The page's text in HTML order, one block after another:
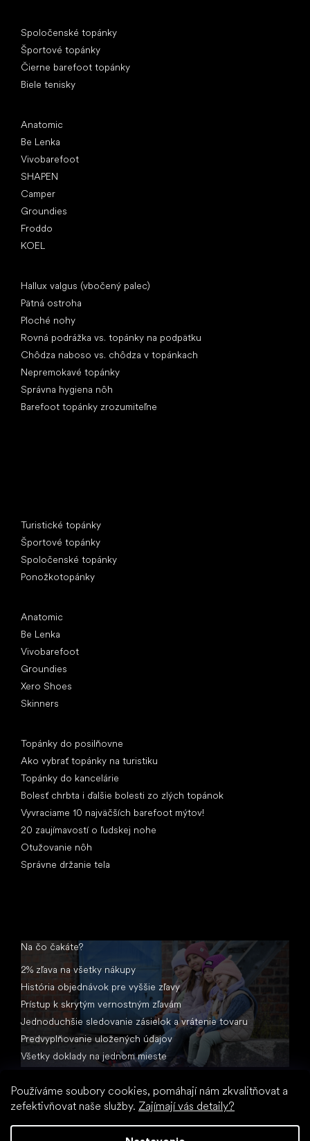
Používáme soubory cookies, pomáhají nám zkvalitňovat a
zefektivňovat naše služby. Zajímají vás detaily?
Spoločenské topánky
Športové topánky
Čierne barefoot topánky
Biele tenisky
Anatomic
Be Lenka
Vivobarefoot
SHAPEN
Camper
Groundies
Froddo
KOEL
Hallux valgus (vbočený palec)
Pätná ostroha
Ploché nohy
Rovná podrážka vs. topánky na podpätku
Chôdza naboso vs. chôdza v topánkach
Nepremokavé topánky
Správna hygiena nôh
Barefoot topánky zrozumiteľne
Turistické topánky
Športové topánky
Spoločenské topánky
Ponožkotopánky
Anatomic
Be Lenka
Vivobarefoot
Groundies
Xero Shoes
Skinners
Topánky do posilňovne
Ako vybrať topánky na turistiku
Topánky do kancelárie
Bolesť chrbta i ďalšie bolesti zo zlých topánok
Vyvraciame 10 najväčších barefoot mýtov!
20 zaujímavostí o ľudskej nohe
Otužovanie nôh
Správne držanie tela
Na čo čakáte?
2% zľava na všetky nákupy
História objednávok pre vyššie zľavy
Prístup k skrytým vernostným zľavám
Jednoduchšie sledovanie zásielok a vrátenie tovaru
Predvyplňovanie uložených údajov
Všetky doklady na jednom mieste